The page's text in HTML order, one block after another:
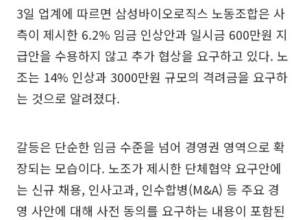
3일 업계에 따르면 삼성바이오로직스 노동조합은 사
측이 제시한 6.2% 임금 인상안과 일시금 600만원 지
급안을 수용하지 않고 추가 협상을 요구하고 있다. 노
조는 14% 인상과 3000만원 규모의 격려금을 요구하
는 것으로 알려졌다.
갈등은 단순한 임금 수준을 넘어 경영권 영역으로 확
장되는 모습이다. 노조가 제시한 단체협약 요구안에
는 신규 채용, 인사고과, 인수합병(M&A) 등 주요 경
영 사안에 대해 사전 동의를 요구하는 내용이 포함된